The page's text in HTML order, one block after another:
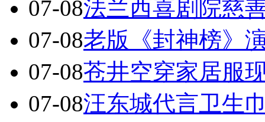
07-08法兰西喜剧院慈
07-08老版《封神榜》
07-08苍井空穿家居服
07-08汪东城代言卫生